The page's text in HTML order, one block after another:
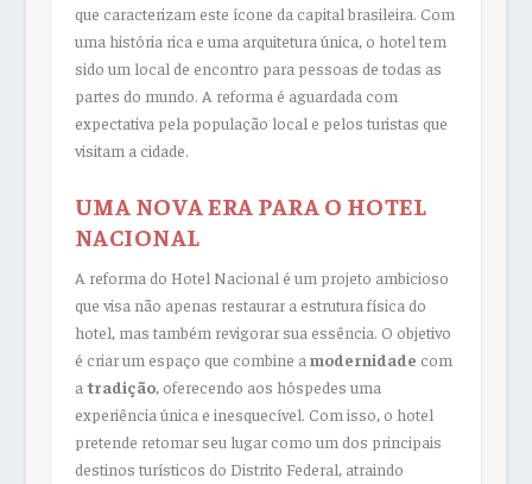
que caracterizam este ícone da capital brasileira. Com
uma história rica e uma arquitetura única, o hotel tem
sido um local de encontro para pessoas de todas as
partes do mundo. A reforma é aguardada com
expectativa pela população local e pelos turistas que
visitam a cidade.
UMA NOVA ERA PARA O HOTEL
NACIONAL
A reforma do Hotel Nacional é um projeto ambicioso
que visa não apenas restaurar a estrutura física do
hotel, mas também revigorar sua essência. O objetivo
é criar um espaço que combine a modernidade com
a tradição, oferecendo aos hóspedes uma
experiência única e inesquecível. Com isso, o hotel
pretende retomar seu lugar como um dos principais
destinos turísticos do Distrito Federal, atraindo